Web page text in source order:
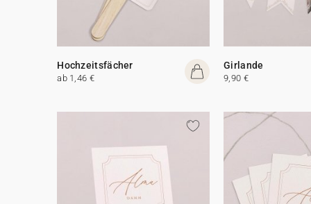
Hochzeitsfächer
ab 1,46 €
Girlande
9,90 €